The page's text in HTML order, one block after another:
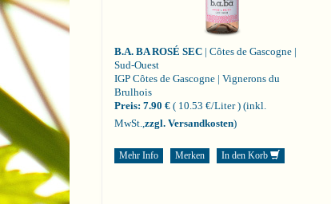
B.A. BA ROSÉ SEC | Côtes de Gascogne |
Sud-Ouest
IGP Côtes de Gascogne | Vignerons du
Brulhois
Preis: 7.90 € ( 10.53 €/Liter ) (inkl.
MwSt., zzgl. Versandkosten)
Mehr Info Merken In den Korb